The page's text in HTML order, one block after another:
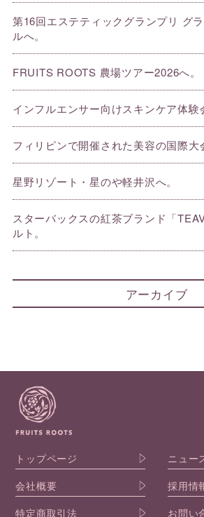
第16回エステティックグランプリ グ
ルへ。
FRUITS ROOTS 農場ツアー2026へ。
インフルエンサー向けスキンケア体験
フィリピンで開催された美容の国際大
星野リゾート・星のや軽井沢へ。
スターバックスの紅茶ブランド「
ルト。
アーカイブ
トップページ
ニュー
会社概要
採用情
特定商取引法
お問い